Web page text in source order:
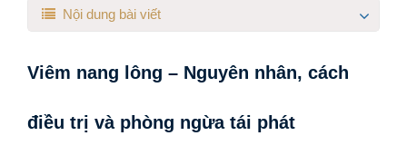
Nội dung bài viết
Viêm nang lông – Nguyên nhân, cách
điều trị và phòng ngừa tái phát